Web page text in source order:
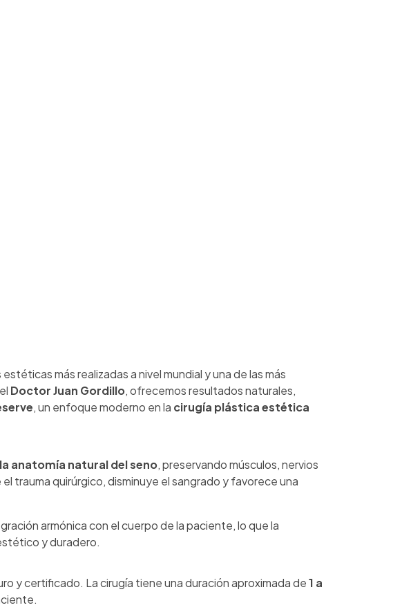
más realizadas a nivel mundial y una de las más
Doctor Juan Gordillo, ofrecemos resultados naturales,
, un enfoque moderno en la cirugía plástica estética
anatomía natural del seno, preservando músculos, nervios
trauma quirúrgico, disminuye el sangrado y favorece una
armónica con el cuerpo de la paciente, lo que la
y duradero.
y certificado. La cirugía tiene una duración aproximada de1 a